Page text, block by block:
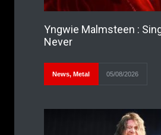
Yngwie Malmsteen :
Never
News, Metal 05/08/2026